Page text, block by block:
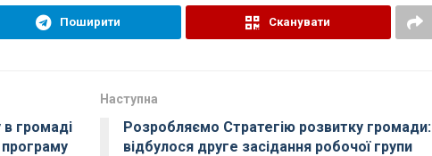
Поширити Сканувати
громаді
Наступна
Розробляємо Стратегію розвитку громади:
відбулося друге засідання робочої групи